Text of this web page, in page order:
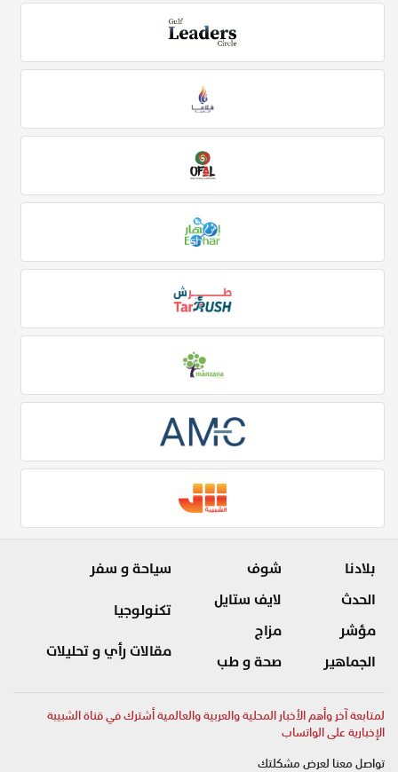
بلادنا
الحدث
مؤشر
الجماهير
شوف
لايف ستايل
مزاج
صحة و طب
سياحة و سفر
تكنولوجيا
مقالات رأي و تحليلات
لمتابعة آخر وأهم الأخبار المحلية والعربية والعالمية أشترك في قناة الشبيبة
الإخبارية على الواتساب
تواصل معنا لعرض مشكلتك